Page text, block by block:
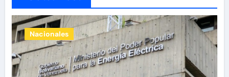
Nacionales